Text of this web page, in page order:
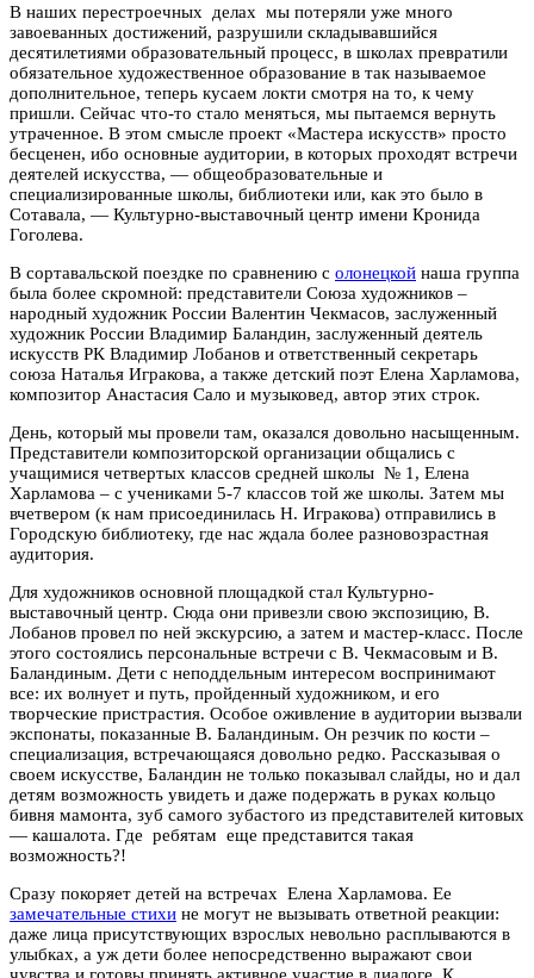
В наших перестроечных делах мы потеряли уже много
завоеванных достижений, разрушили складывавшийся
десятилетиями образовательный процесс, в школах превратили
обязательное художественное образование в так называемое
дополнительное, теперь кусаем локти смотря на то, к чему
пришли. Сейчас что-то стало меняться, мы пытаемся вернуть
утраченное. В этом смысле проект «Мастера искусств» просто
бесценен, ибо основные аудитории, в которых проходят встречи
деятелей искусства, — общеобразовательные и
специализированные школы, библиотеки или, как это было в
Сотавала, — Культурно-выставочный центр имени Кронида
Гоголева.
В сортавальской поездке по сравнению с олонецкой наша группа
была более скромной: представители Союза художников –
народный художник России Валентин Чекмасов, заслуженный
художник России Владимир Баландин, заслуженный деятель
искусств РК Владимир Лобанов и ответственный секретарь
союза Наталья Игракова, а также детский поэт Елена Харламова,
композитор Анастасия Сало и музыковед, автор этих строк.
День, который мы провели там, оказался довольно насыщенным.
Представители композиторской организации общались с
учащимися четвертых классов средней школы № 1, Елена
Харламова – с учениками 5-7 классов той же школы. Затем мы
вчетвером (к нам присоединилась Н. Игракова) отправились в
Городскую библиотеку, где нас ждала более разновозрастная
аудитория.
Для художников основной площадкой стал Культурно-
выставочный центр. Сюда они привезли свою экспозицию, В.
Лобанов провел по ней экскурсию, а затем и мастер-класс. После
этого состоялись персональные встречи с В. Чекмасовым и В.
Баландиным. Дети с неподдельным интересом воспринимают
все: их волнует и путь, пройденный художником, и его
творческие пристрастия. Особое оживление в аудитории вызвали
экспонаты, показанные В. Баландиным. Он резчик по кости –
специализация, встречающаяся довольно редко. Рассказывая о
своем искусстве, Баландин не только показывал слайды, но и дал
детям возможность увидеть и даже подержать в руках кольцо
бивня мамонта, зуб самого зубастого из представителей китовых
— кашалота. Где ребятам еще представится такая
возможность?!
Сразу покоряет детей на встречах Елена Харламова. Ее
замечательные стихи не могут не вызывать ответной реакции:
даже лица присутствующих взрослых невольно расплываются в
улыбках, а уж дети более непосредственно выражают свои